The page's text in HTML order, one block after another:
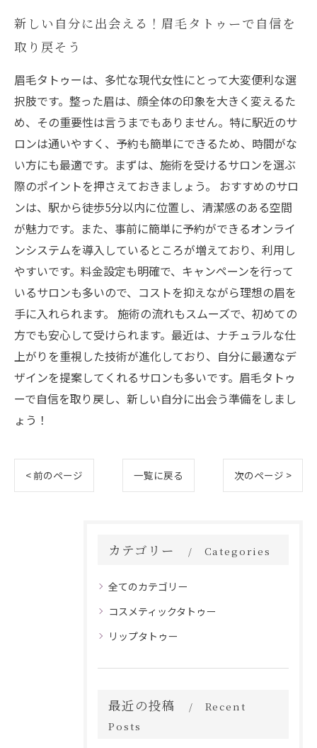
新しい自分に出会える！眉毛タトゥーで自信を
取り戻そう
眉毛タトゥーは、多忙な現代女性にとって大変便利な選
択肢です。整った眉は、顔全体の印象を大きく変えるた
め、その重要性は言うまでもありません。特に駅近のサ
ロンは通いやすく、予約も簡単にできるため、時間がな
い方にも最適です。まずは、施術を受けるサロンを選ぶ
際のポイントを押さえておきましょう。 おすすめのサロ
ンは、駅から徒歩5分以内に位置し、清潔感のある空間
が魅力です。また、事前に簡単に予約ができるオンライ
ンシステムを導入しているところが増えており、利用し
やすいです。料金設定も明確で、キャンペーンを行って
いるサロンも多いので、コストを抑えながら理想の眉を
手に入れられます。 施術の流れもスムーズで、初めての
方でも安心して受けられます。最近は、ナチュラルな仕
上がりを重視した技術が進化しており、自分に最適なデ
ザインを提案してくれるサロンも多いです。眉毛タトゥ
ーで自信を取り戻し、新しい自分に出会う準備をしまし
ょう！
< 前のページ 一覧に戻る 次のページ >
カテゴリー Categories
全てのカテゴリー
コスメティックタトゥー
リップタトゥー
最近の投稿
Recent
Posts